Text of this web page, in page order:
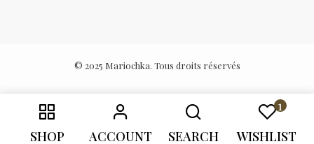
SHOP ACCOUNT SEARCH
1
WISHLIST
© 2025 Mariochka. Tous droits réservés